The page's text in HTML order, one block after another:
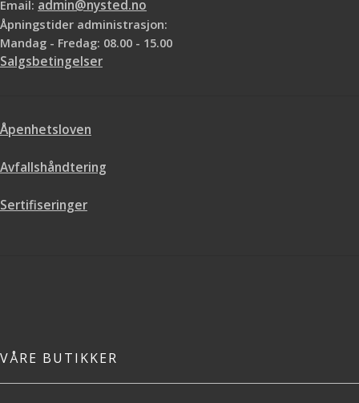
Ideell før lakkering og maling
Harpiksimpregnerte kluter
Maling og lakk flyter bedre ut
Email: admin@nysted.no
Åpningstider administrasjon:
Mandag - Fredag: 08.00 - 15.00
Salgsbetingelser
Åpenhetsloven
Avfallshåndtering
Sertifiseringer
VÅRE BUTIKKER